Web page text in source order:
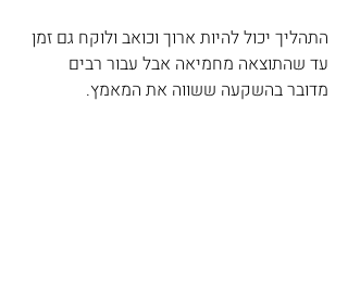
התהליך יכול להיות ארוך וכואב ולוקח גם זמן
עד שהתוצאה מחמיאה אבל עבור רבים
מדובר בהשקעה ששווה את המאמץ.